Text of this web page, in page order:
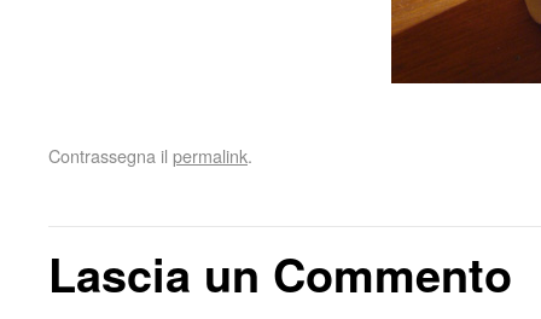
Contrassegna il permalink.
Lascia un Commento